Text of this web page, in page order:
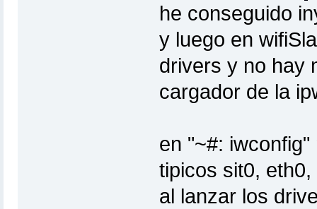
he conseguido
y luego en
drivers y no hay
cargador de la
en "~#:
tipicos sit0, eth0,
al lanzar los